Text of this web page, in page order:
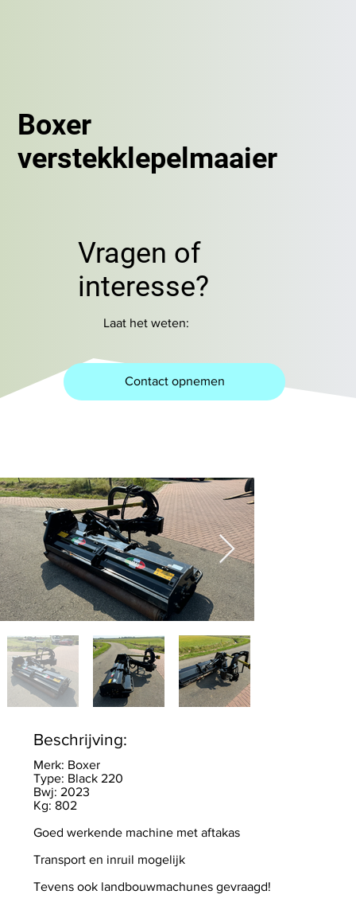
Beschrijving:
Merk: Boxer
Type: Black 220
Bwj: 2023
Kg: 802
Goed werkende machine met aftakas
Transport en inruil mogelijk
Tevens ook landbouwmachunes gevraagd!
Boxer
verstekklepelmaaier
Vragen of
interesse?
Laat het weten:
Contact opnemen